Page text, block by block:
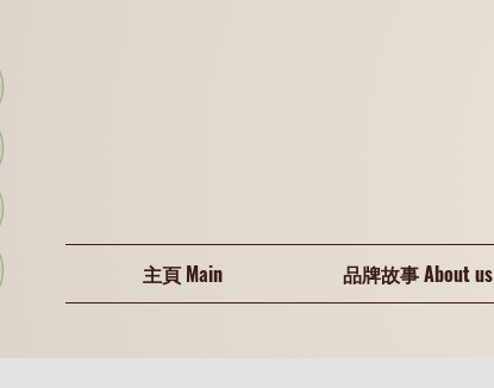
主頁 Main 品牌故事 About us